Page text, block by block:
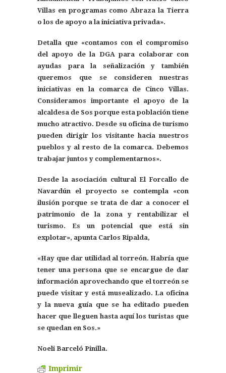
Villas en programas como Abraza la Tierra
o los de apoyo a la iniciativa privada».
Detalla que «contamos con el compromiso
del apoyo de la DGA para colaborar con
ayudas para la señalización y también
queremos que se consideren nuestras
iniciativas en la comarca de Cinco Villas.
Consideramos importante el apoyo de la
alcaldesa de Sos porque esta población tiene
mucho atractivo. Desde su oficina de turismo
pueden dirigir los visitante hacia nuestros
pueblos y al resto de la comarca. Debemos
trabajar juntos y complementarnos».
Desde la asociación cultural El Forcallo de
Navardún el proyecto se contempla «con
ilusión porque se trata de dar a conocer el
patrimonio de la zona y rentabilizar el
turismo. Es un potencial que está sin
explotar», apunta Carlos Ripalda,
«Hay que dar utilidad al torreón. Habría que
tener una persona que se encargue de dar
información aprovechando que el torreón se
puede visitar y está musealizado. La oficina
y la nueva guía que se ha editado pueden
hacer que lleguen hasta aquí los turistas que
se quedan en Sos.»
Noeli Barceló Pinilla.
Imprimir